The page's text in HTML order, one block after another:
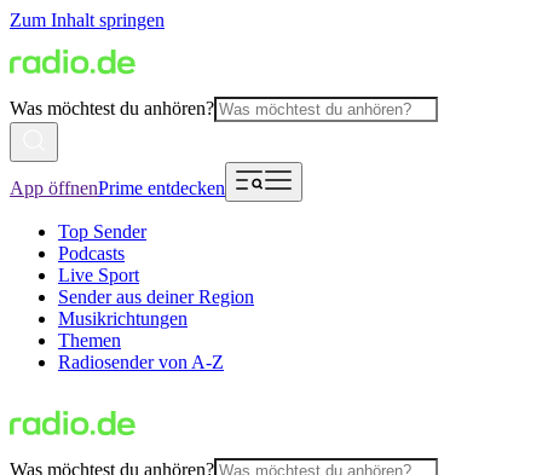
Zum Inhalt springen
Was möchtest du anhören?
App öffnenPrime entdecken
Top Sender
Podcasts
Live Sport
Sender aus deiner Region
Musikrichtungen
Themen
Radiosender von A-Z
Was möchtest du anhören?